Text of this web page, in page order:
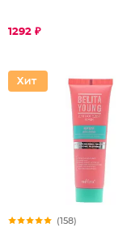
1292 ₽
(158)